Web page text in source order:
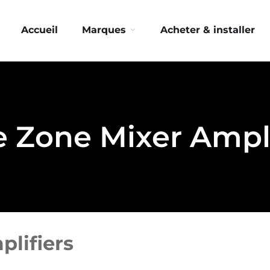
Accueil Marques Acheter & installer
Zone Mixer